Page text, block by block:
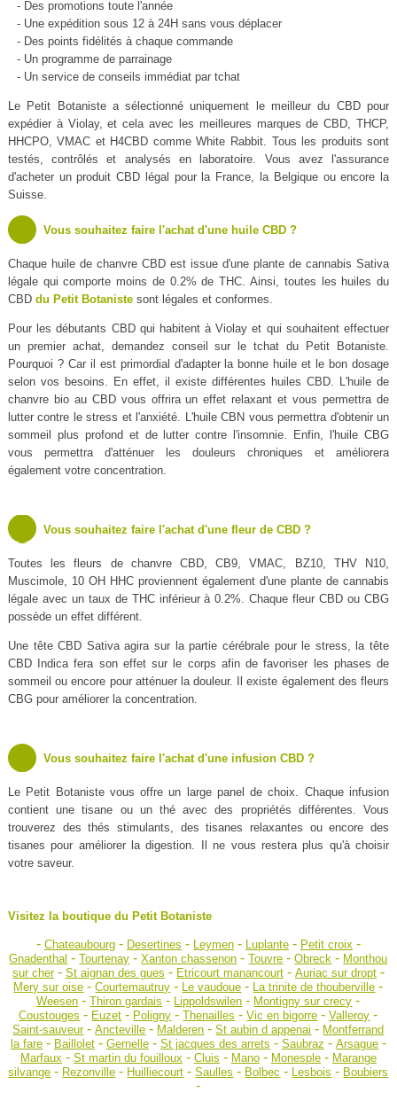
- Des promotions toute l'année
- Une expédition sous 12 à 24H sans vous déplacer
- Des points fidélités à chaque commande
- Un programme de parrainage
- Un service de conseils immédiat par tchat
Le Petit Botaniste a sélectionné uniquement le meilleur du CBD pour
expédier à Violay, et cela avec les meilleures marques de CBD, THCP,
HHCPO, VMAC et H4CBD comme White Rabbit. Tous les produits sont
testés, contrôlés et analysés en laboratoire. Vous avez l'assurance
d'acheter un produit CBD légal pour la France, la Belgique ou encore la
Suisse.
Vous souhaitez faire l'achat d'une huile CBD ?
Chaque huile de chanvre CBD est issue d'une plante de cannabis Sativa
légale qui comporte moins de 0.2% de THC. Ainsi, toutes les huiles du
CBD du Petit Botanistesont légales et conformes.
Pour les débutants CBD qui habitent à Violay et qui souhaitent effectuer
un premier achat, demandez conseil sur le tchat du Petit Botaniste.
Pourquoi ? Car il est primordial d'adapter la bonne huile et le bon dosage
selon vos besoins. En effet, il existe différentes huiles CBD. L'huile de
chanvre bio au CBD vous offrira un effet relaxant et vous permettra de
lutter contre le stress et l'anxiété. L'huile CBN vous permettra d'obtenir un
sommeil plus profond et de lutter contre l'insomnie. Enfin, l'huile CBG
vous permettra d'atténuer les douleurs chroniques et améliorera
également votre concentration.
Vous souhaitez faire l'achat d'une fleur de CBD ?
Toutes les fleurs de chanvre CBD, CB9, VMAC, BZ10, THV N10,
Muscimole, 10 OH HHC proviennent également d'une plante de cannabis
légale avec un taux de THC inférieur à 0.2%. Chaque fleur CBD ou CBG
possède un effet différent.
Une tête CBD Sativa agira sur la partie cérébrale pour le stress, la tête
CBD Indica fera son effet sur le corps afin de favoriser les phases de
sommeil ou encore pour atténuer la douleur. Il existe également des fleurs
CBG pour améliorer la concentration.
Vous souhaitez faire l'achat d'une infusion CBD ?
Le Petit Botaniste vous offre un large panel de choix. Chaque infusion
contient une tisane ou un thé avec des propriétés différentes. Vous
trouverez des thés stimulants, des tisanes relaxantes ou encore des
tisanes pour améliorer la digestion. Il ne vous restera plus qu'à choisir
votre saveur.
Visitez la boutique du Petit Botaniste
- Chateaubourg- Desertines - Leymen- Luplante- Petit croix -
Gnadenthal -Tourtenay -Xanton chassenon -Touvre -Obreck - Monthou
sur cher- St aignan des gues - Etricourt manancourt- Auriac sur dropt-
Mery sur oise -Courtemautruy - Le vaudoue - La trinite de thouberville -
Weesen -Thiron gardais - Lippoldswilen - Montigny sur crecy -
Coustouges - Euzet - Poligny -Thenailles -Vic en bigorre -Valleroy -
Saint-sauveur-Ancteville - Malderen -St aubin d appenai - Montferrand
la fare- Baillolet- Gernelle- St jacques des arrets - Saubraz - Arsague-
Marfaux - St martin du fouilloux - Cluis - Mano- Monesple- Marange
silvange - Rezonville - Huilliecourt -Saulles - Bolbec - Lesbois - Boubiers
-